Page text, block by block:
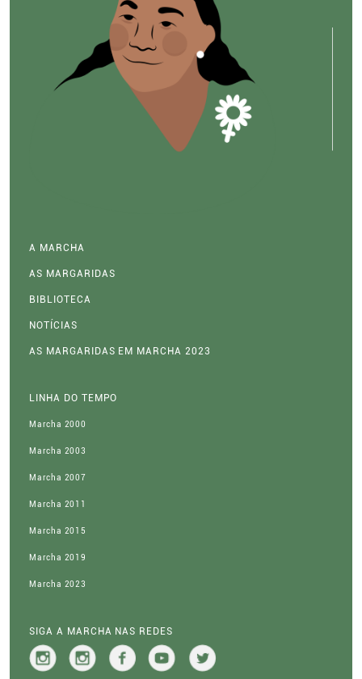
A MARCHA
AS MARGARIDAS
BIBLIOTECA
NOTÍCIAS
AS MARGARIDAS EM MARCHA 2023
LINHA DO TEMPO
Marcha 2000
Marcha 2003
Marcha 2007
Marcha 2011
Marcha 2015
Marcha 2019
Marcha 2023
SIGA A MARCHA NAS REDES